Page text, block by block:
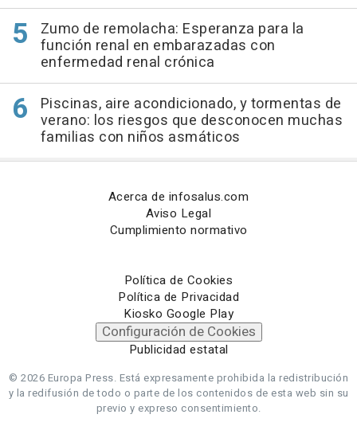
Zumo de remolacha: Esperanza para la
función renal en embarazadas con
enfermedad renal crónica
Piscinas, aire acondicionado, y tormentas de
verano: los riesgos que desconocen muchas
familias con niños asmáticos
Acerca de infosalus.com
Aviso Legal
Cumplimiento normativo
Política de Cookies
Política de Privacidad
Kiosko Google Play
Configuración de Cookies
Publicidad estatal
© 2026 Europa Press. Está expresamente prohibida la redistribución
y la redifusión de todo o parte de los contenidos de esta web sin su
previo y expreso consentimiento.